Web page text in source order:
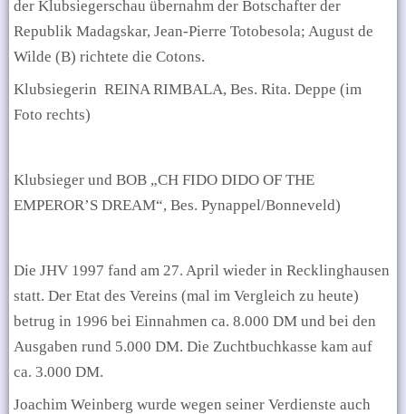
der Klubsiegerschau übernahm der Botschafter der
Republik Madagskar, Jean-Pierre Totobesola; August de
Wilde (B) richtete die Cotons.
Klubsiegerin REINA RIMBALA, Bes. Rita. Deppe (im
Foto rechts)
Klubsieger und BOB „CH FIDO DIDO OF THE
EMPEROR’S DREAM“, Bes. Pynappel/Bonneveld)
Die JHV 1997 fand am 27. April wieder in Recklinghausen
statt. Der Etat des Vereins (mal im Vergleich zu heute)
betrug in 1996 bei Einnahmen ca. 8.000 DM und bei den
Ausgaben rund 5.000 DM. Die Zuchtbuchkasse kam auf
ca. 3.000 DM.
Joachim Weinberg wurde wegen seiner Verdienste auch